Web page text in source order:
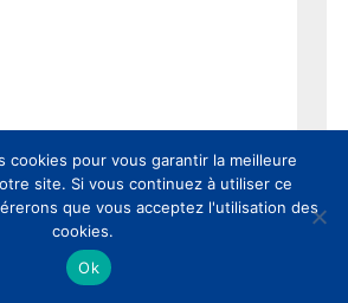
cookies pour vous garantir la meilleure
site. Si vous continuez à utiliser ce
que vous acceptez l'utilisation des
cookies.
Ok